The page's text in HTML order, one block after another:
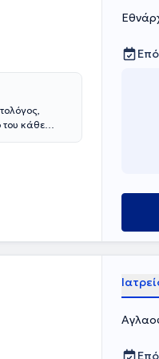
του κάθε
Επεμβατική
του
Συλλόγου
με